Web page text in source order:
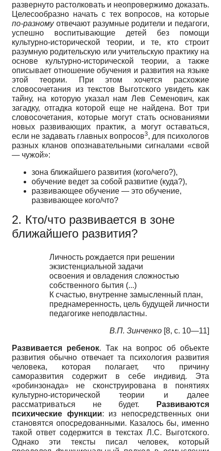
развернуто растолковать и неопровержимо доказать.
Целесообразно начать с тех вопросов, на которые
по-разномуотвечают разумные родители и педагоги,
успешно воспитывающие детей без помощи
культурно-исторической теории, и те, кто строит
разумную родительскую или учительскую практику на
основе культурно-исторической теории, а также
описывает отношение обучения и развития на языке
этой теории. При этом хочется расхожие
словосочетания из текстов Выготского увидеть как
тайну, на которую указал нам Лев Семенович, как
загадку, отгадка которой еще не найдена. Вот три
словосочетания, которые могут стать основаниями
новых развивающих практик, а могут оставаться,
если не задавать главных вопросов3, для психологов
разных кланов опознавательными сигналами «свой
— чужой»:
зона ближайшего развития (кого/чего?),
обучение ведет за собой развитие (куда?),
развивающее обучение — это обучение,
развивающее кого/что?
2. Кто/что развивается в зоне
ближайшего развития?
Личность рождается при решении
экзистенциальной задачи
освоения и овладения сложностью
собственного бытия (...)
К счастью, внутренне замысленный план,
преднамеренность, цель будущей личности
педагогике неподвластны.
В.П. Зинченко [8, c. 10—11]
Развивается ребенок. Так на вопрос об объекте
развития обычно отвечает та психология развития
человека, которая полагает, что причину
саморазвития содержит в себе индивид. Эта
«робинзонада» не сконструирована в понятиях
культурно-исторической теории и далее
рассматриваться не будет.
Развиваются
психические функции: из непосредственных они
становятся опосредованными. Казалось бы, именно
такой ответ содержится в текстах Л.С. Выготского.
Однако эти тексты писал человек, который